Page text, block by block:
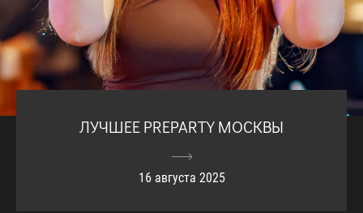
ЛУЧШЕЕ PREPARTY МОСКВЫ
16 августа 2025